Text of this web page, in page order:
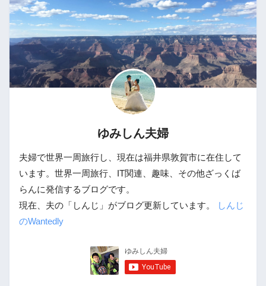
ゆみしん夫婦
夫婦で世界一周旅行し、現在は福井県敦賀市に在住して
います。世界一周旅行、IT関連、趣味、その他ざっくば
らんに発信するブログです。
現在、夫の「しんじ」がブログ更新しています。
しんじ
のWantedly